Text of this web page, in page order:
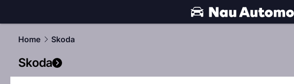
automobile.NAU.ch
Home
Skoda
Skoda